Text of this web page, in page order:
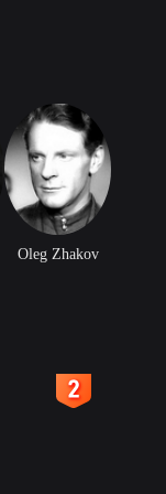
Oleg Zhakov